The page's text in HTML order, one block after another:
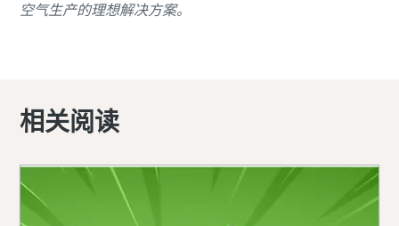
空气生产的理想解决方案。
相关阅读